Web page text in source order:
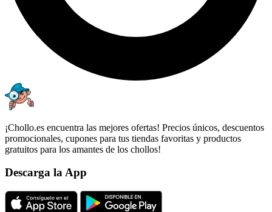
¡Chollo.es encuentra las mejores ofertas! Precios únicos, descuentos
promocionales, cupones para tus tiendas favoritas y productos
gratuitos para los amantes de los chollos!
Descarga la App